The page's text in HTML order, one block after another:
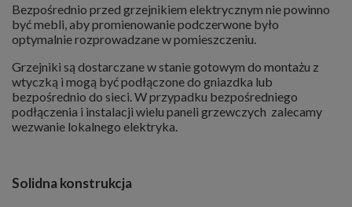
Bezpośrednio przed grzejnikiem elektrycznym nie powinno
być mebli, aby promienowanie podczerwone było
optymalnie rozprowadzane w pomieszczeniu.
Grzejniki są dostarczane w stanie gotowym do montażu z
wtyczką i mogą być podłączone do gniazdka lub
bezpośrednio do sieci. W przypadku bezpośredniego
podłączenia i instalacji wielu paneli grzewczych zalecamy
wezwanie lokalnego elektryka.
Solidna konstrukcja